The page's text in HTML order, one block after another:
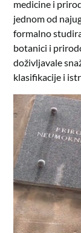
medicine i
jednom od
formalno
botanici i
doživljavale
klasifikacije i